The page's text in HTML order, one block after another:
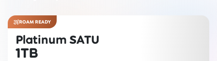
ROAM READY
Platinum SATU
1TB